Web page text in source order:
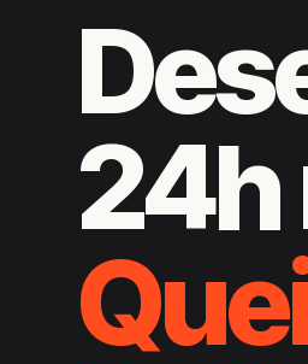
24h